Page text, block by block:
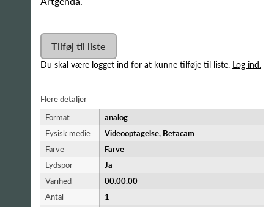
Tilføj til liste
Du skal være logget ind for at kunne tilføje til liste. Log ind.
Flere detaljer
Format
analog
Fysisk medie
Videooptagelse, Betacam
Farve
Farve
Lydspor
Ja
Varihed
00.00.00
Antal
1